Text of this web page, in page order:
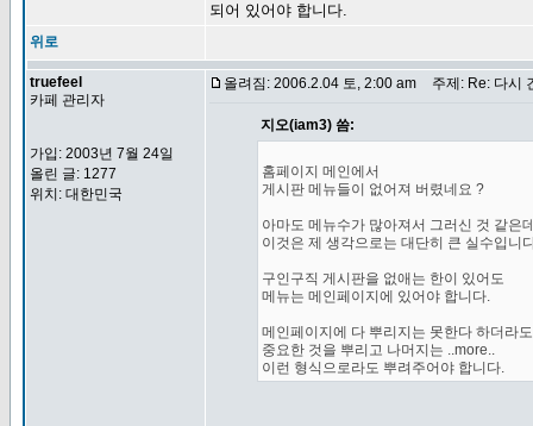
되어 있어야 합니다.
위로
truefeel
카페 관리자
가입: 2003년 7월 24일
올린 글: 1277
위치: 대한민국
올려짐: 2006.2.04 토, 2:00 am 주제: Re: 다시
지오(iam3) 씀:
홈페이지 메인에서
게시판 메뉴들이 없어져 버렸네요 ?
아마도 메뉴수가 많아져서 그러신 것 같은
이것은 제 생각으로는 대단히 큰 실수입니
구인구직 게시판을 없애는 한이 있어도
메뉴는 메인페이지에 있어야 합니다.
메인페이지에 다 뿌리지는 못한다 하더라도
중요한 것을 뿌리고 나머지는 ..more..
이런 형식으로라도 뿌려주어야 합니다.